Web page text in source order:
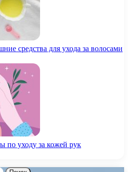
средства для ухода за волосами
по уходу за кожей рук